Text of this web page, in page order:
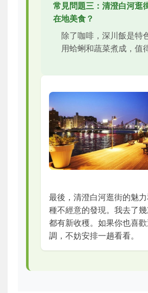
常見問題三：清澄白河逛
在地美食？
除了咖啡，深川飯是特
用蛤蜊和蔬菜煮成，值
最後，清澄白河逛街的魅
種不經意的發現。我去了
都有新收穫。如果你也喜
調，不妨安排一趟看看。